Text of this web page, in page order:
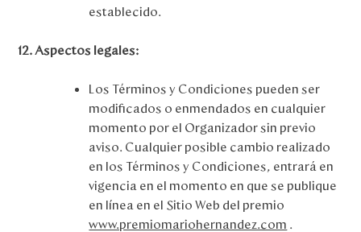
establecido.
12. Aspectos legales:
Los Términos y Condiciones pueden ser
modificados o enmendados en cualquier
momento por el Organizador sin previo
aviso. Cualquier posible cambio realizado
en los Términos y Condiciones, entrará en
vigencia en el momento en que se publique
en línea en el Sitio Web del premio
www.premiomariohernandez.com